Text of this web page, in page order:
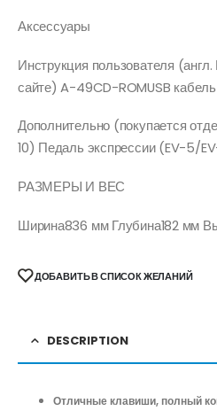
Аксессуары
Инструкция пользователя
сайте) A-49CD-ROMUSB кабель
Дополнительно (покупается
10) Педаль экспрессии (EV-5/
РАЗМЕРЫ И ВЕС
Ширина836 мм Глубина182 мм
ДОБАВИТЬ В СПИСОК ЖЕЛАНИЙ
DESCRIPTION
Отличные клавиши, полный